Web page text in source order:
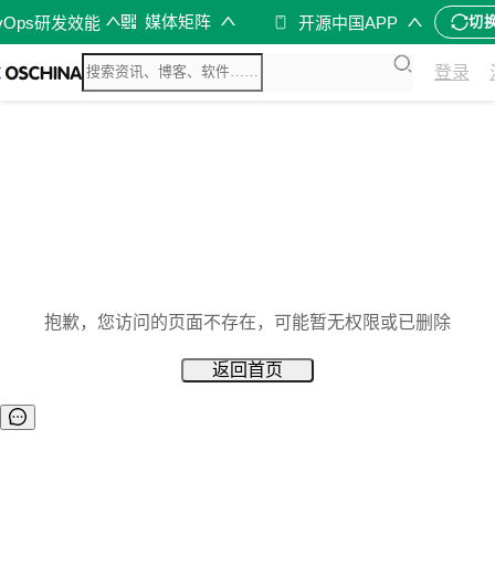
研发效能 媒体矩阵 开源中国APP 切
登录
抱歉，您访问的页面不存在，可能暂无权限或已删除
返回首页